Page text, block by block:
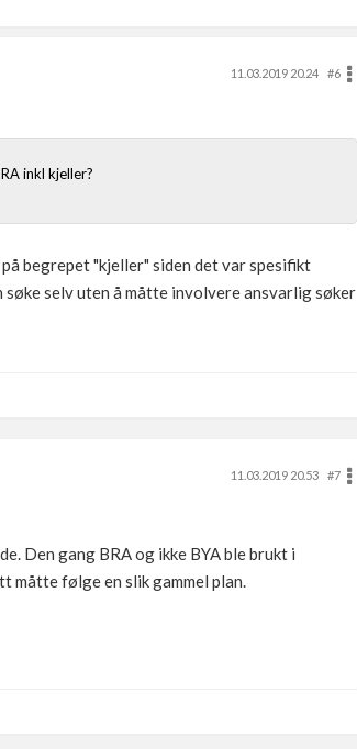
11.03.2019 20.24
#6
inkl kjeller?
begrepet "kjeller" siden det var spesifikt
selv uten å måtte involvere ansvarlig søker
11.03.2019 20.53
#7
Den gang BRA og ikke BYA ble brukt i
måtte følge en slik gammel plan.